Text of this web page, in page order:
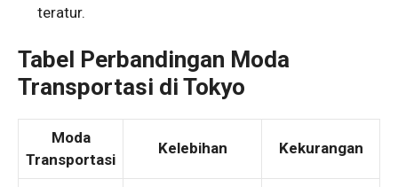
teratur.
Tabel Perbandingan Moda
Transportasi di Tokyo
Moda
Transportasi
Kelebihan Kekurangan